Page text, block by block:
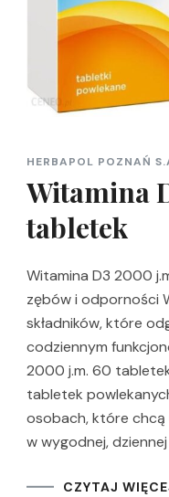
HERBAPOL POZNAŃ
Witamina
tabletek
Witamina D3 2000
zębów i odporności
składników, które
codziennym
2000 j.m. 60
tabletek
osobach, które chcą
w wygodnej,
CZYTAJ